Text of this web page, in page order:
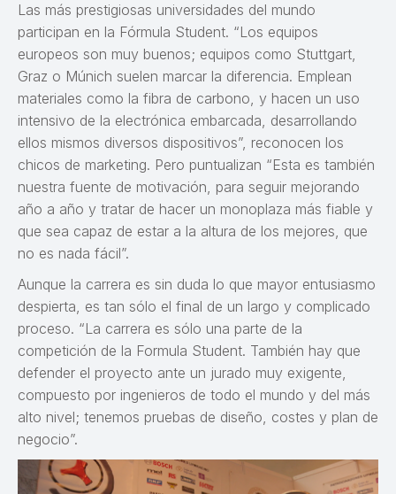
Las más prestigiosas universidades del mundo
participan en la Fórmula Student. “Los equipos
europeos son muy buenos; equipos como Stuttgart,
Graz o Múnich suelen marcar la diferencia. Emplean
materiales como la fibra de carbono, y hacen un uso
intensivo de la electrónica embarcada, desarrollando
ellos mismos diversos dispositivos”, reconocen los
chicos de marketing. Pero puntualizan “Esta es también
nuestra fuente de motivación, para seguir mejorando
año a año y tratar de hacer un monoplaza más fiable y
que sea capaz de estar a la altura de los mejores, que
no es nada fácil”.
Aunque la carrera es sin duda lo que mayor entusiasmo
despierta, es tan sólo el final de un largo y complicado
proceso. “La carrera es sólo una parte de la
competición de la Formula Student. También hay que
defender el proyecto ante un jurado muy exigente,
compuesto por ingenieros de todo el mundo y del más
alto nivel; tenemos pruebas de diseño, costes y plan de
negocio”.